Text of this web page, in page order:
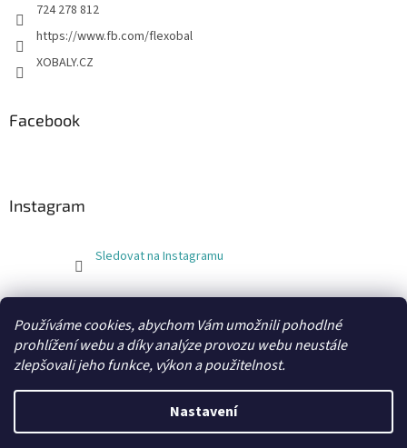
Používáme cookies, abychom Vám umožnili pohodlné
prohlížení webu a díky analýze provozu webu neustále
zlepšovali jeho funkce, výkon a použitelnost.
Nastavení
724 278 812
https://www.fb.com/flexobal
XOBALY.CZ
Facebook
Instagram
Sledovat na Instagramu